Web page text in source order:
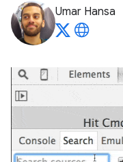
Umar Hansa